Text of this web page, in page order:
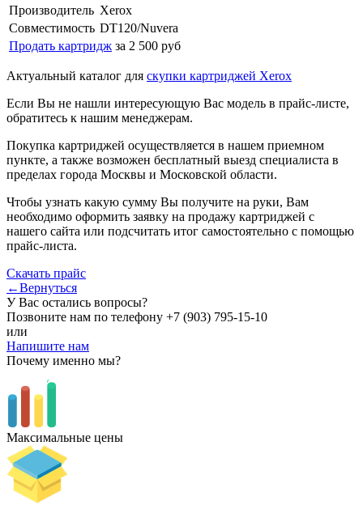
Производитель Xerox
Совместимость DT120/Nuvera
Продать картридж за 2 500 руб
Актуальный каталог для скупки картриджей Xerox
Если Вы не нашли интересующую Вас модель в прайс-листе,
обратитесь к нашим менеджерам.
Покупка картриджей осуществляется в нашем приемном
пункте, а также возможен бесплатный выезд специалиста в
пределах города Москвы и Московской области.
Чтобы узнать какую сумму Вы получите на руки, Вам
необходимо оформить заявку на продажу картриджей с
нашего сайта или подсчитать итог самостоятельно с помощью
прайс-листа.
Скачать прайс
←Вернуться
У Вас остались вопросы?
Позвоните нам по телефону +7 (903) 795-15-10
или
Напишите нам
Почему именно мы?
Максимальные цены